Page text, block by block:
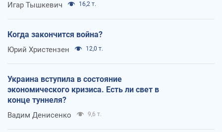
Игар Тышкевич 16,2 т.
Когда закончится война?
Юрий Христензен 12,0 т.
Украина вступила в состояние
экономического кризиса. Есть ли свет в
конце туннеля?
Вадим Денисенко 9,6 т.